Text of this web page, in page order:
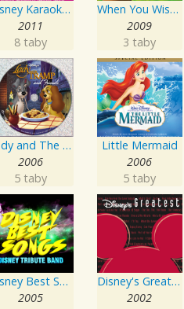
Disney Karaoke Series: Disney Princess Music Box
2011
8 taby
When You Wish Upon a Song
2009
3 taby
Lady and The Tramp and Friends
2006
5 taby
Little Mermaid
2006
5 taby
Disney Best Songs
2005
Disney's Greatest Volume 3
2002